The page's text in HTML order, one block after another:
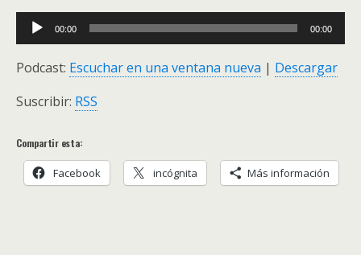
Audio
Player
00:00 00:00
Podcast: Escuchar en una ventana nueva | Descargar
Suscribir: RSS
Compartir esta:
Facebook incógnita Más información